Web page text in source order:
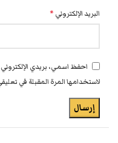
البريد الإلكتروني *
احفظ اسمي، بريدي
لاستخدامها المرة المقبلة في